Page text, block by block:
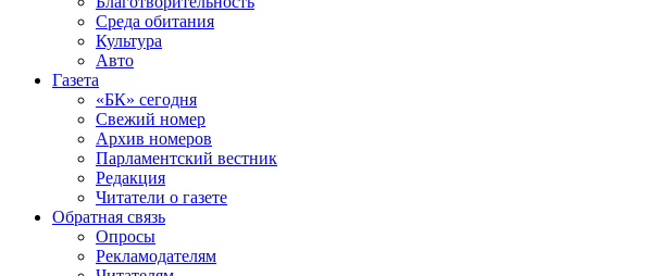
Среда обитания
Культура
Авто
Газета
«БК» сегодня
Свежий номер
Архив номеров
Парламентский вестник
Редакция
Читатели о газете
Обратная связь
Опросы
Рекламодателям